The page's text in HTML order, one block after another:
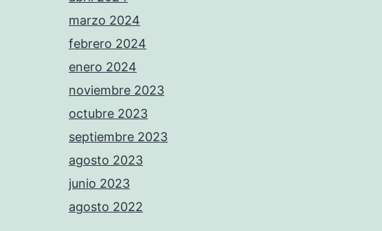
marzo 2024
febrero 2024
enero 2024
noviembre 2023
octubre 2023
septiembre 2023
agosto 2023
junio 2023
agosto 2022